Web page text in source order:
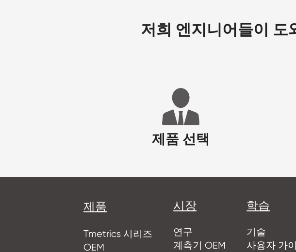
저희 엔지니어들이 도
제품 선택
제품
Tmetrics 시리즈
OEM
시장
연구
계측기 OEM
학습
기술
사용자 가